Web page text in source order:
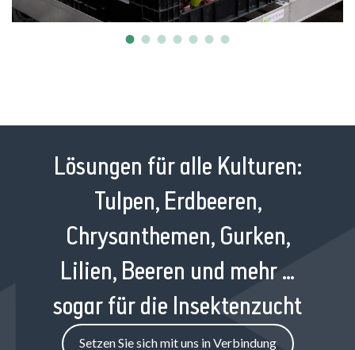
Lösungen für alle Kulturen:
Tulpen, Erdbeeren,
Chrysanthemen, Gurken,
Lilien, Beeren und mehr …
sogar für die Insektenzucht
Setzen Sie sich mit uns in Verbindung